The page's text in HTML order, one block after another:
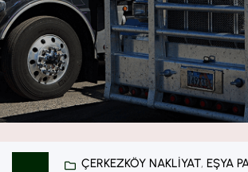
ÇERKEZKÖY NAKLIYAT, EŞYA